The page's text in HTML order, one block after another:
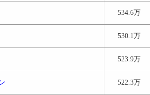
534.6万
530.1万
523.9万
522.3万